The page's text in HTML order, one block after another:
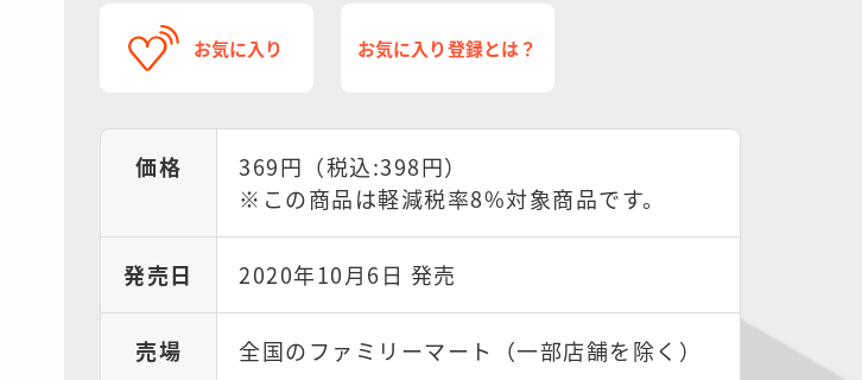
お気に入り お気に入り登録とは？
価格
369円（税込:398円）
※この商品は軽減税率8%対象商品です。
発売日 2020年10月6日 発売
売場 全国のファミリーマート（一部店舗を除く）